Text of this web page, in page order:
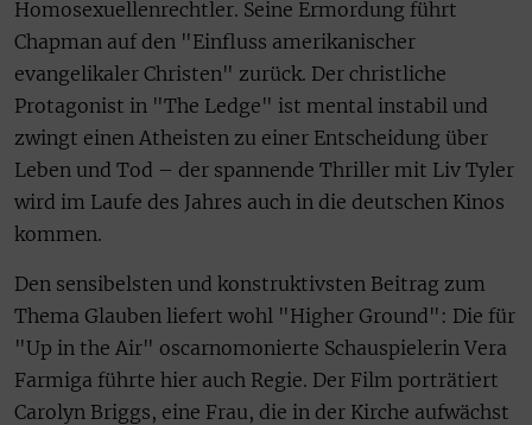
Homosexuellenrechtler. Seine Ermordung führt
Chapman auf den "Einfluss amerikanischer
evangelikaler Christen" zurück. Der christliche
Protagonist in "The Ledge" ist mental instabil und
zwingt einen Atheisten zu einer Entscheidung über
Leben und Tod – der spannende Thriller mit Liv Tyler
wird im Laufe des Jahres auch in die deutschen Kinos
kommen.
Den sensibelsten und konstruktivsten Beitrag zum
Thema Glauben liefert wohl "Higher Ground": Die für
"Up in the Air" oscarnomonierte Schauspielerin Vera
Farmiga führte hier auch Regie. Der Film porträtiert
Carolyn Briggs, eine Frau, die in der Kirche aufwächst